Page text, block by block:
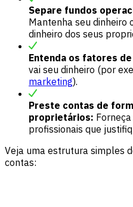
Separe fundos
Mantenha seu dinheiro
dinheiro dos seus
Entenda os fatores
vai seu dinheiro (por
marketing).
Preste contas de
proprietários:
profissionais que
Veja uma estrutura simples
contas: